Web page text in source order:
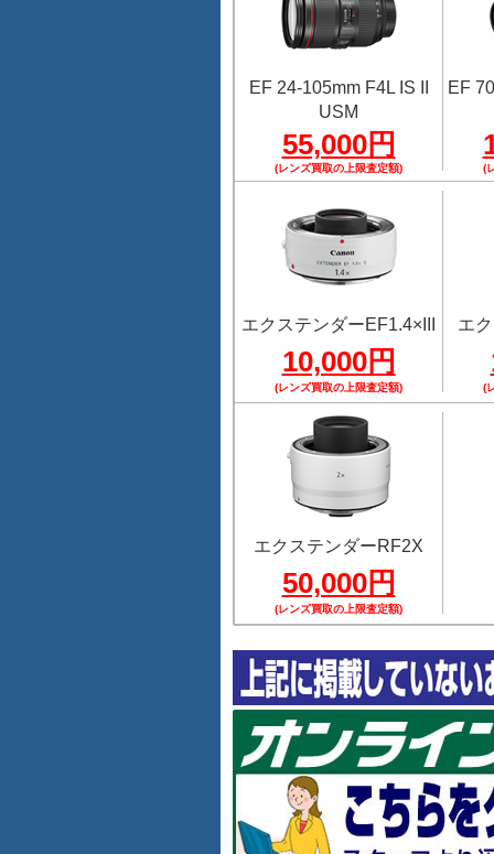
EF 24-105mm F4L IS II
USM
55,000円
(レンズ買取の上限査定額)
EF
(
エクステンダーEF1.4×III
10,000円
(レンズ買取の上限査定額)
エ
(
エクステンダーRF2X
50,000円
(レンズ買取の上限査定額)